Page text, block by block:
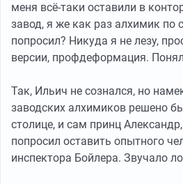
меня всё-таки оставили в
завод, я же как раз алхимик по
попросил? Никуда я не лезу,
версии, профдеформация.
Так, Ильич не сознался, но
заводских алхимиков решено
столице, и сам принц
попросил оставить опытного
инспектора Бойлера. Звучало